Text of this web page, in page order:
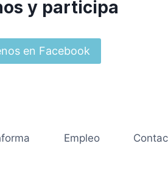
y participa
en Facebook
Empleo